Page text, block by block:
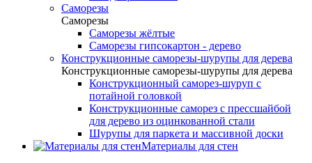
Саморезы
Саморезы
Саморезы жёлтые
Саморезы гипсокартон - дерево
Конструкционные саморезы-шурупы для дерева
Конструкционные саморезы-шурупы для дерева
Конструкционный саморез-шуруп с
потайной головкой
Конструкционные саморез с прессшайбой
для дерево из оцинкованной стали
Шурупы для паркета и массивной доски
Материалы для стен